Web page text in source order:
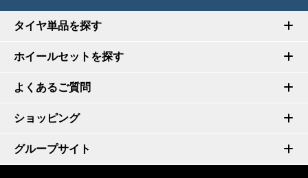
タイヤ単品を探す
ホイールセットを探す
よくあるご質問
ショッピング
グループサイト